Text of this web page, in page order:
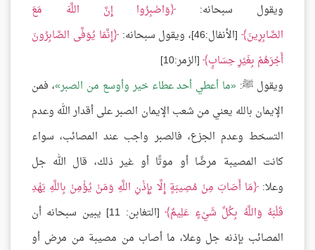
ويقول سبحانه:
وَاصْبِرُوا إِنَّ اللَّهَ مَعَ
الصَّابِرِينَ [الأنفال:46]، ويقول سبحانه:
إِنَّمَا يُوَفَّى الصَّابِرُونَ
أَجْرَهُمْ بِغَيْرِ حِسَابٍ [الزمر:10]
ويقول ﷺ: ما أعطي أحد عطاء خير وأوسع من الصبر ، فمن
الإيمان بالله يعني من شعب الإيمان الصبر على أقدار الله وعدم
التسخط وعدم الجزع، فالصبر واجب عند المصائب، سواء
كانت المصيبة مرضًا أو موتًا أو غير ذلك، قال الله جل
وعلا: مَا أَصَابَ مِنْ مُصِيبَةٍ إِلَّا بِإِذْنِ اللَّهِ وَمَنْ يُؤْمِنْ بِاللَّهِ يَهْدِ
قَلْبَهُ وَاللَّهُ بِكُلِّ شَيْءٍ عَلِيمٌ
[التغابن: 11] يبين سبحانه أن
المصائب بإذنه جل وعلا، ما أصاب من مصيبة من مرض أو